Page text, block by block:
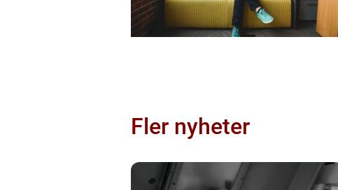
Fler nyheter